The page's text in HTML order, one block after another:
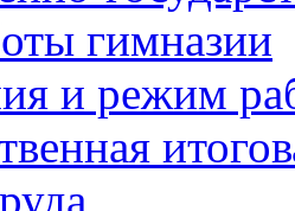
гимназии
и режим